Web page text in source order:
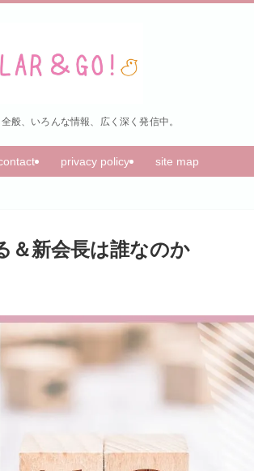
般、いろんな情報、広く深く発信中。
privacy policy site map
＆新会長は誰なのか